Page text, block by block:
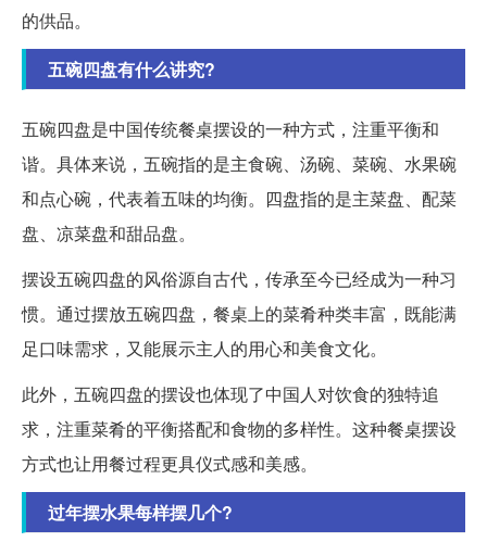
的供品。
五碗四盘有什么讲究?
五碗四盘是中国传统餐桌摆设的一种方式，注重平衡和
谐。具体来说，五碗指的是主食碗、汤碗、菜碗、水果碗
和点心碗，代表着五味的均衡。四盘指的是主菜盘、配菜
盘、凉菜盘和甜品盘。
摆设五碗四盘的风俗源自古代，传承至今已经成为一种习
惯。通过摆放五碗四盘，餐桌上的菜肴种类丰富，既能满
足口味需求，又能展示主人的用心和美食文化。
此外，五碗四盘的摆设也体现了中国人对饮食的独特追
求，注重菜肴的平衡搭配和食物的多样性。这种餐桌摆设
方式也让用餐过程更具仪式感和美感。
过年摆水果每样摆几个?